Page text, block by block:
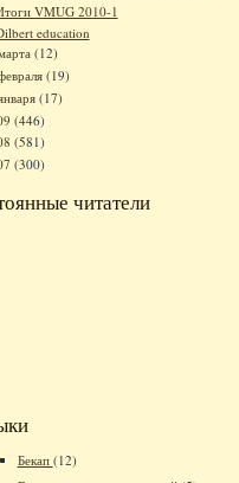
VMUG 2010-1
education
(12)
(19)
(17)
(446)
(581)
(300)
читатели
Бекап (12)